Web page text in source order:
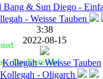
- Das Erste Mal
& Sun Diego -
3:38
2022-08-15
Kollegah - Weisse Tauben